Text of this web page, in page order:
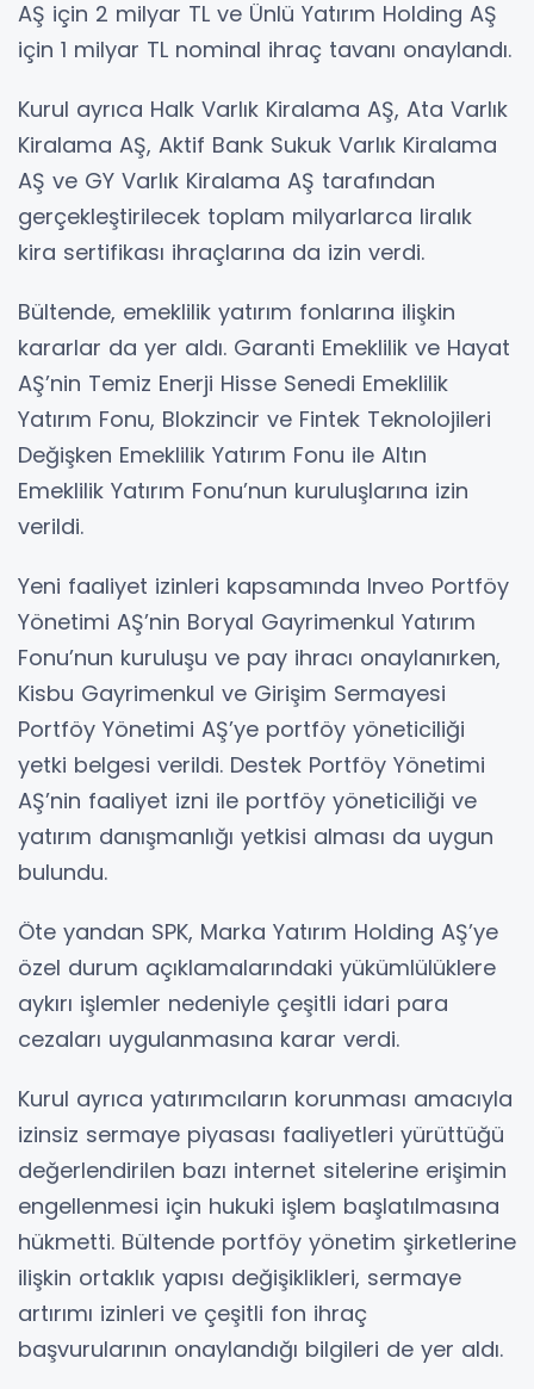
AŞ için 2 milyar TL ve Ünlü Yatırım Holding AŞ
için 1 milyar TL nominal ihraç tavanı onaylandı.
Kurul ayrıca Halk Varlık Kiralama AŞ, Ata Varlık
Kiralama AŞ, Aktif Bank Sukuk Varlık Kiralama
AŞ ve GY Varlık Kiralama AŞ tarafından
gerçekleştirilecek toplam milyarlarca liralık
kira sertifikası ihraçlarına da izin verdi.
Bültende, emeklilik yatırım fonlarına ilişkin
kararlar da yer aldı. Garanti Emeklilik ve Hayat
AŞ’nin Temiz Enerji Hisse Senedi Emeklilik
Yatırım Fonu, Blokzincir ve Fintek Teknolojileri
Değişken Emeklilik Yatırım Fonu ile Altın
Emeklilik Yatırım Fonu’nun kuruluşlarına izin
verildi.
Yeni faaliyet izinleri kapsamında Inveo Portföy
Yönetimi AŞ’nin Boryal Gayrimenkul Yatırım
Fonu’nun kuruluşu ve pay ihracı onaylanırken,
Kisbu Gayrimenkul ve Girişim Sermayesi
Portföy Yönetimi AŞ’ye portföy yöneticiliği
yetki belgesi verildi. Destek Portföy Yönetimi
AŞ’nin faaliyet izni ile portföy yöneticiliği ve
yatırım danışmanlığı yetkisi alması da uygun
bulundu.
Öte yandan SPK, Marka Yatırım Holding AŞ’ye
özel durum açıklamalarındaki yükümlülüklere
aykırı işlemler nedeniyle çeşitli idari para
cezaları uygulanmasına karar verdi.
Kurul ayrıca yatırımcıların korunması amacıyla
izinsiz sermaye piyasası faaliyetleri yürüttüğü
değerlendirilen bazı internet sitelerine erişimin
engellenmesi için hukuki işlem başlatılmasına
hükmetti. Bültende portföy yönetim şirketlerine
ilişkin ortaklık yapısı değişiklikleri, sermaye
artırımı izinleri ve çeşitli fon ihraç
başvurularının onaylandığı bilgileri de yer aldı.